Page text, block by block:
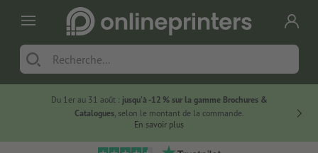
Du 1er au 31 août : jusqu’à -12 % sur la gamme Brochures &
Catalogues, selon le montant de la commande.
En savoir plus